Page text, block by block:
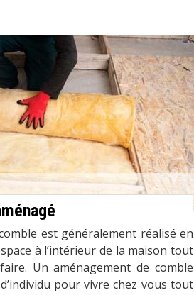
est généralement réalisé en
à l’intérieur de la maison tout
Un aménagement de comble
pour vivre chez vous tout